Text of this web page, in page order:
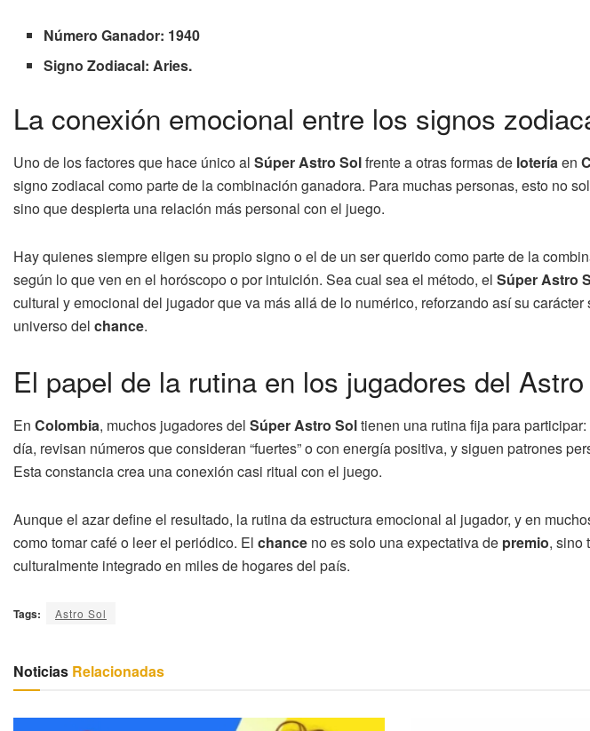
Número Ganador: 1940
Signo Zodiacal: Aries.
La conexión emocional entre los signos
Uno de los factores que hace único al Súper Astro Solfrente a otras formas de loteríaen
signo zodiacal como parte de la combinación ganadora. Para muchas personas, esto no
sino que despierta una relación más personal con el juego.
Hay quienes siempre eligen su propio signo o el de un ser querido como parte de la
según lo que ven en el horóscopo o por intuición. Sea cual sea el método, el Súper Astro
cultural y emocional del jugador que va más allá de lo numérico, reforzando así su
universo del chance.
El papel de la rutina en los jugadores del
En Colombia, muchos jugadores del Súper Astro Soltienen una rutina fija para
día, revisan números que consideran “fuertes” o con energía positiva, y siguen patrones
Esta constancia crea una conexión casi ritual con el juego.
Aunque el azar define el resultado, la rutina da estructura emocional al jugador, y en
como tomar café o leer el periódico. El chance no es solo una expectativa de premio, sino
culturalmente integrado en miles de hogares del país.
Tags: Astro Sol
Noticias Relacionadas